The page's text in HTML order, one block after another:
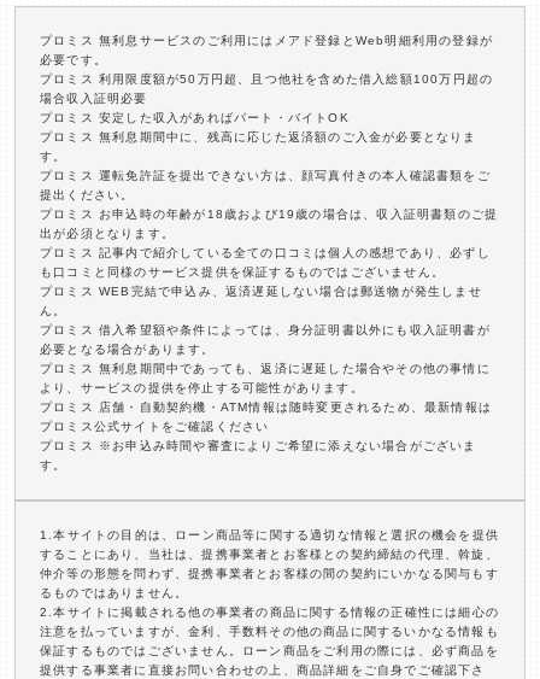
プロミス 無利息サービスのご利用にはメアド登録とWeb明細利用の登録が
必要です。
プロミス 利用限度額が50万円超、且つ他社を含めた借入総額100万円超の
場合収入証明必要
プロミス 安定した収入があればパート・バイトOK
プロミス 無利息期間中に、残高に応じた返済額のご入金が必要となりま
す。
プロミス 運転免許証を提出できない方は、顔写真付きの本人確認書類をご
提出ください。
プロミス お申込時の年齢が18歳および19歳の場合は、収入証明書類のご提
出が必須となります。
プロミス 記事内で紹介している全ての口コミは個人の感想であり、必ずし
も口コミと同様のサービス提供を保証するものではございません。
プロミス WEB完結で申込み、返済遅延しない場合は郵送物が発生しませ
ん。
プロミス 借入希望額や条件によっては、身分証明書以外にも収入証明書が
必要となる場合があります。
プロミス 無利息期間中であっても、返済に遅延した場合やその他の事情に
より、サービスの提供を停止する可能性があります。
プロミス 店舗・自動契約機・ATM情報は随時変更されるため、最新情報は
プロミス公式サイトをご確認ください
プロミス ※お申込み時間や審査によりご希望に添えない場合がございま
す。
1.本サイトの目的は、ローン商品等に関する適切な情報と選択の機会を提供
することにあり、当社は、提携事業者とお客様との契約締結の代理、斡旋、
仲介等の形態を問わず、提携事業者とお客様の間の契約にいかなる関与もす
るものではありません。
2.本サイトに掲載される他の事業者の商品に関する情報の正確性には細心の
注意を払っていますが、金利、手数料その他の商品に関するいかなる情報も
保証するものではございません。ローン商品をご利用の際には、必ず商品を
提供する事業者に直接お問い合わせの上、商品詳細をご自身でご確認下さ